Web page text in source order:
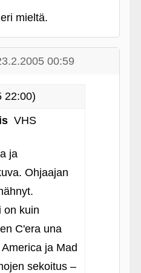
mieltä.
00:59
22:00)
VHS
ja
Ohjaajan
on kuin
C'era una
ja Mad
sekoitus –